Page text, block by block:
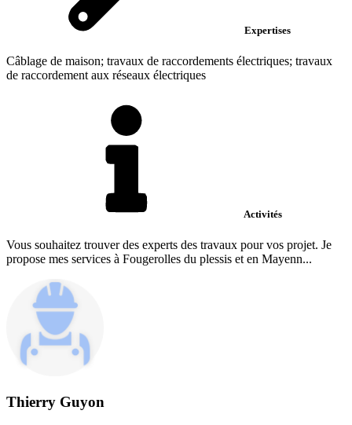
Expertises
Câblage de maison; travaux de raccordements électriques; travaux
de raccordement aux réseaux électriques
Activités
Vous souhaitez trouver des experts des travaux pour vos projet. Je
propose mes services à Fougerolles du plessis et en Mayenn...
Thierry Guyon